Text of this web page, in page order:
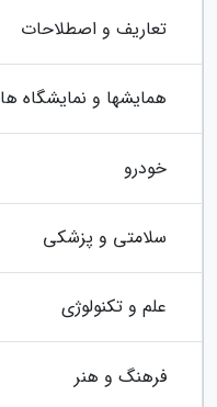
تعاریف و اصطلاحات
همایشها و نمایشگاه ها
خودرو
سلامتی و پزشکی
علم و تکنولوژی
فرهنگ و هنر